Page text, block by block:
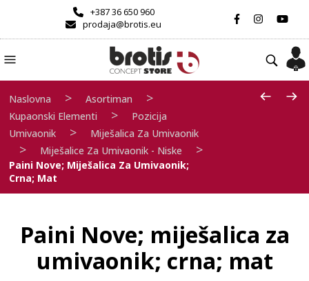
+387 36 650 960
prodaja@brotis.eu
Naslovna > Asortiman >
Kupaonski Elementi >
Pozicija
Umivaonik
> Miješalica Za Umivaonik
> Miješalice Za Umivaonik - Niske >
Paini Nove; Miješalica Za Umivaonik;
Crna; Mat
Paini Nove; miješalica za
umivaonik; crna; mat